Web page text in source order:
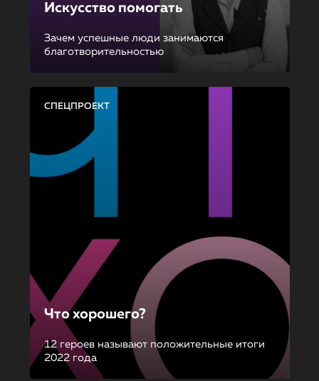
Искусство помогать
Зачем успешные люди занимаются
благотворительностью
СПЕЦПРОЕКТ
Что хорошего?
12 героев называют положительные итоги
2022 года